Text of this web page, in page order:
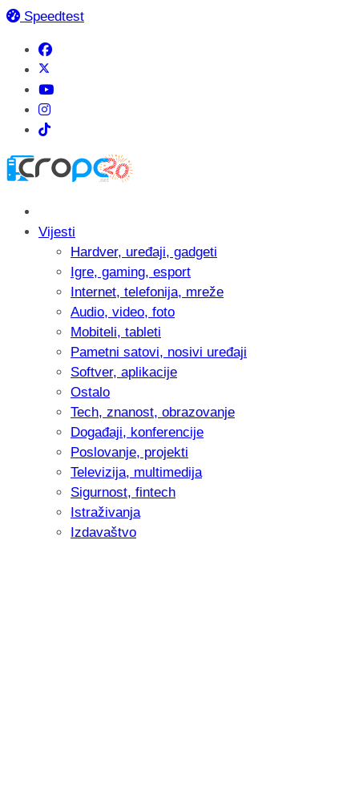
Speedtest
Vijesti
Hardver, uređaji, gadgeti
Igre, gaming, esport
Internet, telefonija, mreže
Audio, video, foto
Mobiteli, tableti
Pametni satovi, nosivi uređaji
Softver, aplikacije
Ostalo
Tech, znanost, obrazovanje
Događaji, konferencije
Poslovanje, projekti
Televizija, multimedija
Sigurnost, fintech
Istraživanja
Izdavaštvo